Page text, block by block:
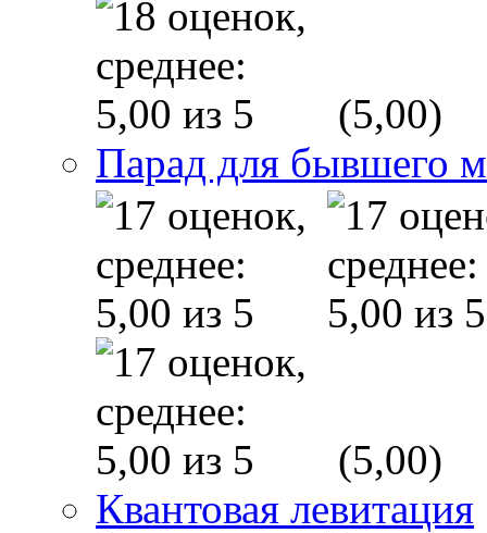
(5,00)
Парад для бывшего
(5,00)
Квантовая левитация